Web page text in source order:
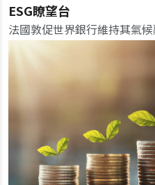
ESG瞭望台